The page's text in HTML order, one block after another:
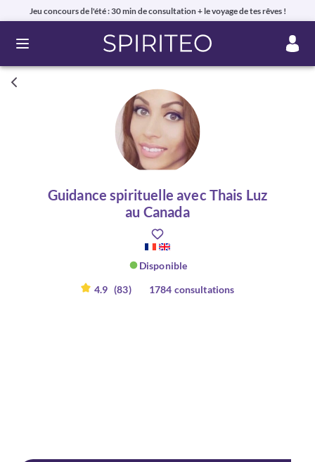
Jeu concours de l'été : 30 min de consultation + le voyage de tes rêves !
Ouvrir le menu
Guidance spirituelle avec Thais Luz
au Canada
Disponible
4.9 (83) 1784 consultations